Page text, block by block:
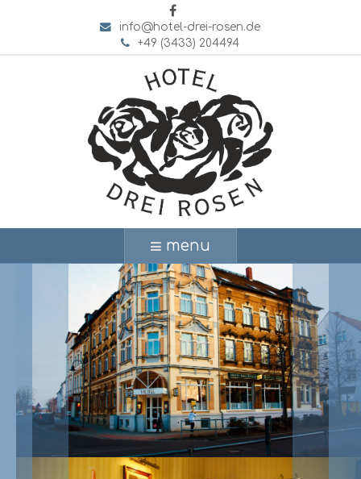
info@hotel-drei-rosen.de
+49 (3433) 204494
menu